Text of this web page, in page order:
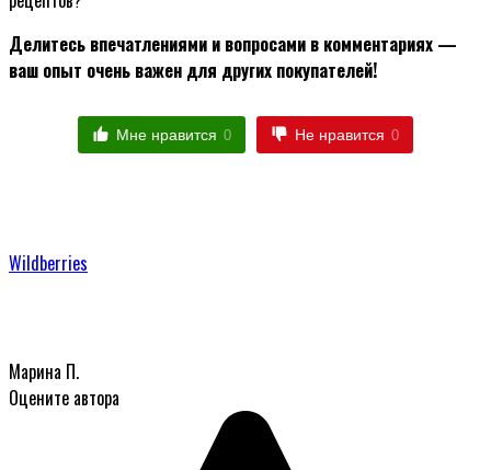
Делитесь впечатлениями и вопросами в комментариях —
ваш опыт очень важен для других покупателей!
Мне нравится 0 Не нравится 0
Wildberries
Марина П.
Оцените автора